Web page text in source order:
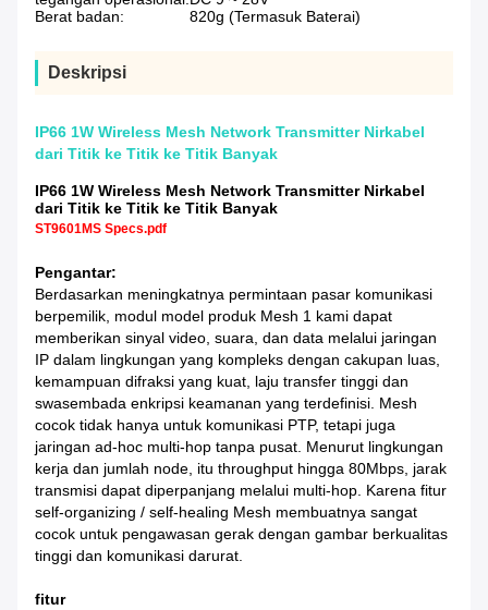
Berat badan:
820g (Termasuk Baterai)
Deskripsi
IP66 1W Wireless Mesh Network Transmitter Nirkabel
dari Titik ke Titik ke Titik Banyak
IP66 1W Wireless Mesh Network Transmitter Nirkabel
dari Titik ke Titik ke Titik Banyak
ST9601MS Specs.pdf
Pengantar:
Berdasarkan meningkatnya permintaan pasar komunikasi
berpemilik, modul model produk Mesh 1 kami dapat
memberikan sinyal video, suara, dan data melalui jaringan
IP dalam lingkungan yang kompleks dengan cakupan luas,
kemampuan difraksi yang kuat, laju transfer tinggi dan
swasembada enkripsi keamanan yang terdefinisi. Mesh
cocok tidak hanya untuk komunikasi PTP, tetapi juga
jaringan ad-hoc multi-hop tanpa pusat. Menurut lingkungan
kerja dan jumlah node, itu throughput hingga 80Mbps, jarak
transmisi dapat diperpanjang melalui multi-hop. Karena fitur
self-organizing / self-healing Mesh membuatnya sangat
cocok untuk pengawasan gerak dengan gambar berkualitas
tinggi dan komunikasi darurat.
fitur